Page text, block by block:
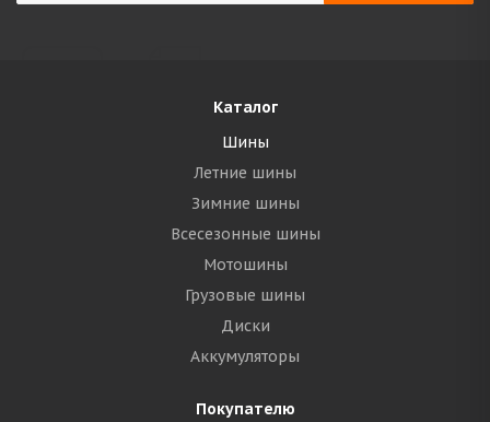
Каталог
Шины
Летние шины
Зимние шины
Всесезонные шины
Мотошины
Грузовые шины
Диски
Аккумуляторы
Покупателю